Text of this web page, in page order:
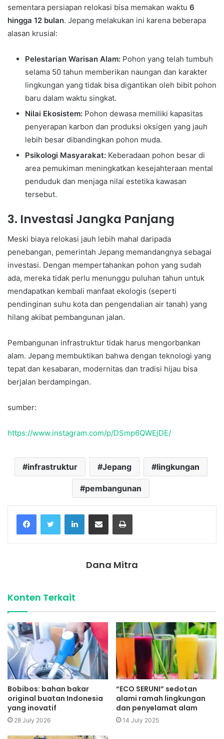
sementara persiapan relokasi bisa memakan waktu 6
hingga 12 bulan. Jepang melakukan ini karena beberapa
alasan krusial:
Pelestarian Warisan Alam: Pohon yang telah tumbuh
selama 50 tahun memberikan naungan dan karakter
lingkungan yang tidak bisa digantikan oleh bibit pohon
baru dalam waktu singkat.
Nilai Ekosistem: Pohon dewasa memiliki kapasitas
penyerapan karbon dan produksi oksigen yang jauh
lebih besar dibandingkan pohon muda.
Psikologi Masyarakat: Keberadaan pohon besar di
area pemukiman meningkatkan kesejahteraan mental
penduduk dan menjaga nilai estetika kawasan
tersebut.
3. Investasi Jangka Panjang
Meski biaya relokasi jauh lebih mahal daripada
penebangan, pemerintah Jepang memandangnya sebagai
investasi. Dengan mempertahankan pohon yang sudah
ada, mereka tidak perlu menunggu puluhan tahun untuk
mendapatkan kembali manfaat ekologis (seperti
pendinginan suhu kota dan pengendalian air tanah) yang
hilang akibat pembangunan jalan.
Pembangunan infrastruktur tidak harus mengorbankan
alam. Jepang membuktikan bahwa dengan teknologi yang
tepat dan kesabaran, modernitas dan tradisi hijau bisa
berjalan berdampingan.
sumber:
https://www.instagram.com/p/DSmp6QWEjDE/
infrastruktur Jepang lingkungan
pembangunan
FacebookTwitter LinkedInShare via Email Print
Dana Mitra
Konten Terkait
Bobibos: bahan bakar
original buatan Indonesia
yang inovatif
28 July 2026
“ECO SERUNI” sedotan
alami ramah lingkungan
dan penyelamat alam
14 July 2025